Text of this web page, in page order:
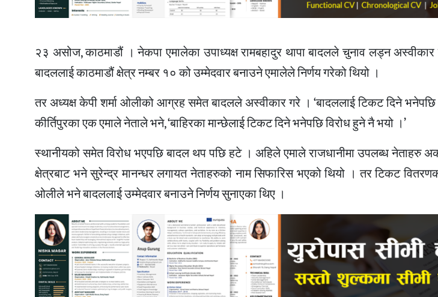
२३ असोज, काठमाडौं । नेकपा एमालेका उपाध्यक्ष रामबहादुर थापा बादलले चुनाव लड्न
बादललाई काठमाडौं क्षेत्र नम्बर १० को उम्मेदवार बनाउने एमालेले निर्णय गरेको थियो ।
तर अध्यक्ष केपी शर्मा ओलीको आग्रह समेत बादलले अस्वीकार गरे । ‘बादललाई टिकट दिने भनेपछि
कीर्तिपुरका एक एमाले नेताले भने, ‘बाहिरका मान्छेलाई टिकट दिने भनेपछि विरोध हुने नै भयो ।’
स्थानीयको समेत विरोध भएपछि बादल थप पछि हटे । अहिले एमाले राजधानीमा उपलब्ध नेताहरु
क्षेत्रबाट भने सुरेन्द्र मानन्धर लगायत नेताहरुको नाम सिफारिस भएको थियो । तर टिकट
ओलीले भने बादललाई उम्मेदवार बनाउने निर्णय सुनाएका थिए ।